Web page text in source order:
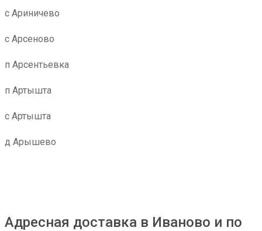
с Ариничево
с Арсеново
п Арсентьевка
п Артышта
с Артышта
д Арышево
Адресная доставка в Иваново и по